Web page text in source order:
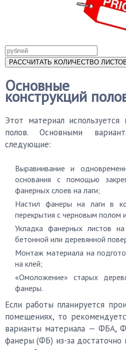
Основные
конструкций
Этот материал
полов. Основными
следующие:
Выравнивание и
основания с помощью
фанерных слоев на лаги;
Настил фанеры на лаги в
перекрытия с черновым полом
Укладка фанерных листов
бетонной или деревянной
Монтаж материала на
на клей;
«Омоложение» старых
фанеры.
Если работы планируется
помещениях, то
варианты материала — ФБА,
фанеры (ФБ) из-за достаточно